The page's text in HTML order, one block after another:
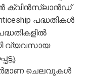
ക്വിൻസ്‌ലാൻഡ്
പദ്ധതികൾ
വ്യവസായ
ചെലവുകൾ